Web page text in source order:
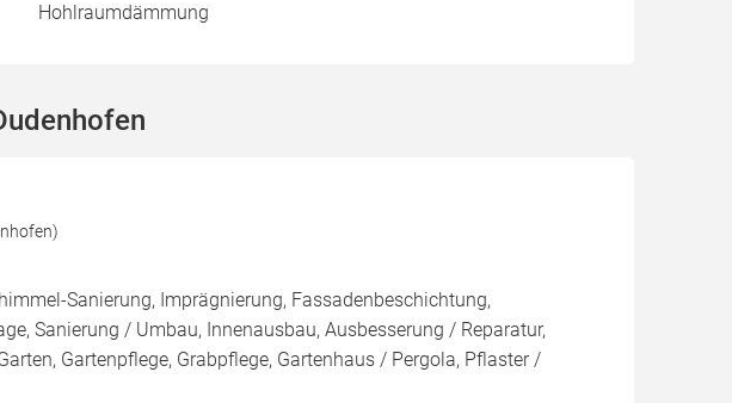
Hohlraumdämmung
Sanierung, Imprägnierung, Fassadenbeschichtung,
Sanierung / Umbau, Innenausbau, Ausbesserung / Reparatur,
Gartenpflege, Grabpflege, Gartenhaus / Pergola, Pflaster /